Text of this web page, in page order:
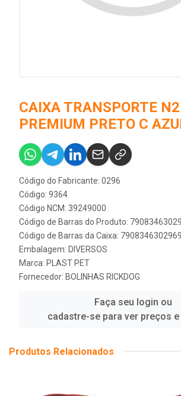
CAIXA TRANSPORTE N2
PREMIUM PRETO C
Código do Fabricante: 0296
Código: 9364
Código NCM: 39249000
Código de Barras do Produto:
Código de Barras da Caixa: 7908346302969
Embalagem: DIVERSOS
Marca: PLAST PET
Fornecedor: BOLINHAS RICKDOG
Faça seu login ou
cadastre-se para ver preços
Produtos Relacionados